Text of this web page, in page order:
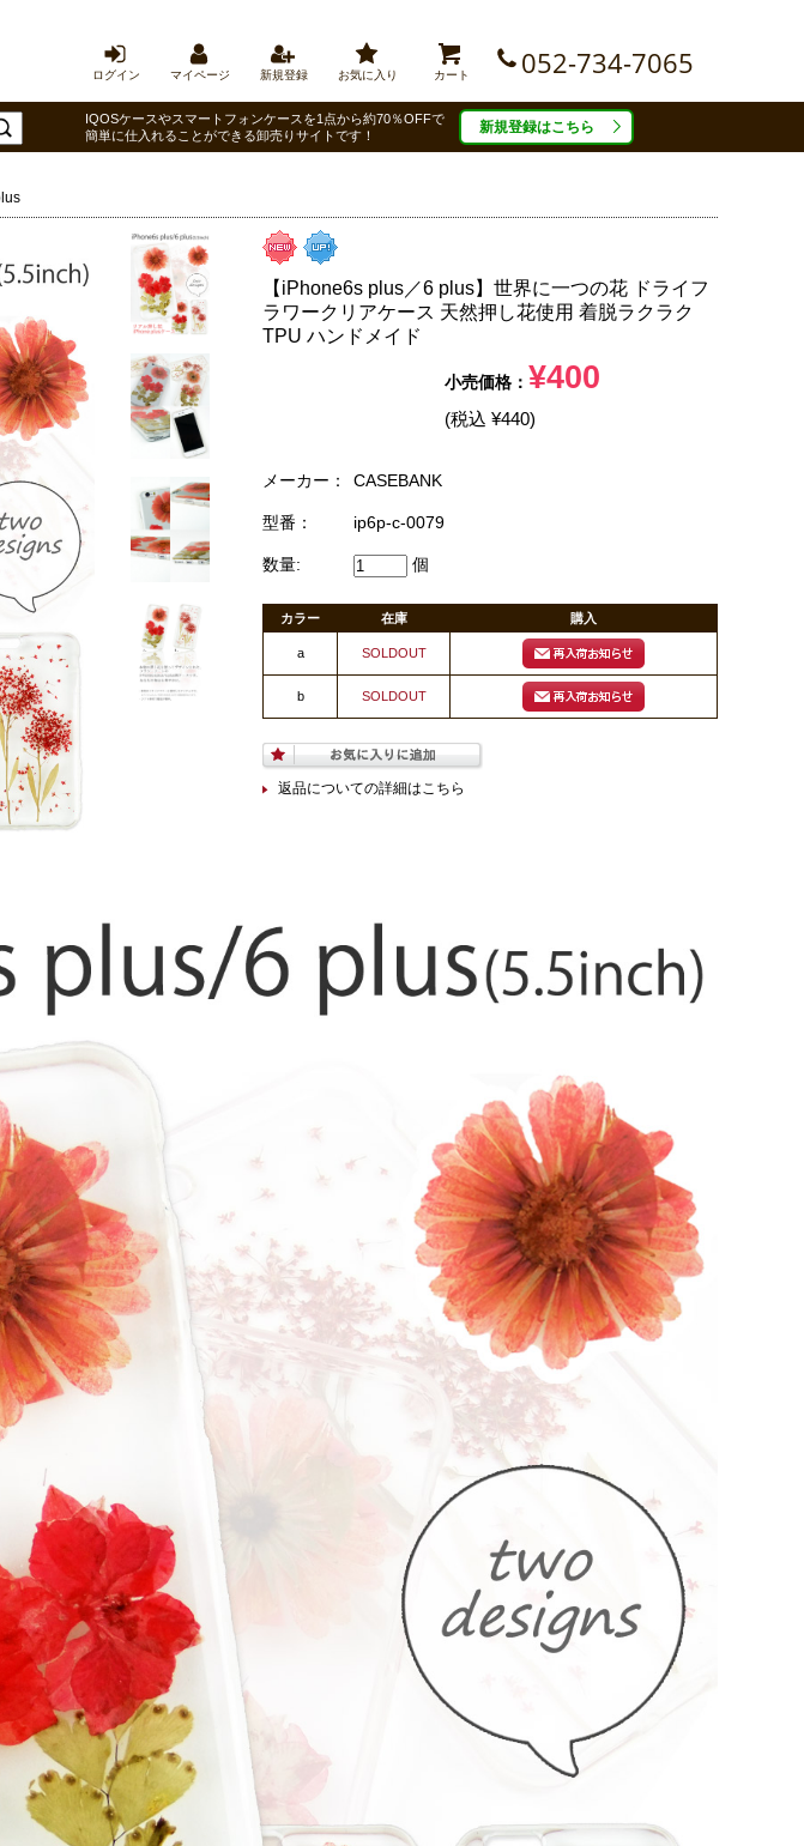
052-734-7065
ログイン マイページ 新規登録 お気に入り カート
IQOSケースやスマートフォンケースを1点から約70％OFFで
簡単に仕入れることができる卸売りサイトです！
新規登録はこちら
【iPhone6s plus／6 plus】世界に一つの花 ドライフ
ラワークリアケース 天然押し花使用 着脱ラクラク
TPU ハンドメイド
¥400
(税込 ¥440)
メーカー： CASEBANK
型番： ip6p-c-0079
数量: 個
カラー 在庫 購入
a SOLDOUT
b SOLDOUT
返品についての詳細はこちら